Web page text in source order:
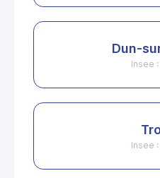
Dun-
Insee
Insee